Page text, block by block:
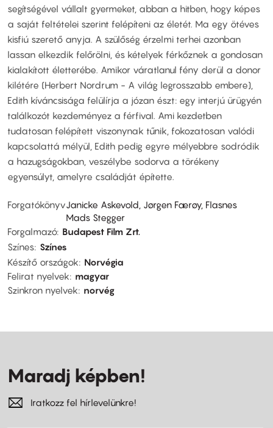
segítségével vállalt gyermeket, abban a hitben, hogy képes
a saját feltételei szerint felépíteni az életét. Ma egy ötéves
kisfiú szerető anyja. A szülőség érzelmi terhei azonban
lassan elkezdik felőrölni, és kételyek férkőznek a gondosan
kialakított életterébe. Amikor váratlanul fény derül a donor
kilétére (Herbert Nordrum - A világ legrosszabb embere),
Edith kíváncsisága felülírja a józan észt: egy interjú ürügyén
találkozót kezdeményez a férfival. Ami kezdetben
tudatosan felépített viszonynak tűnik, fokozatosan valódi
kapcsolattá mélyül, Edith pedig egyre mélyebbre sodródik
a hazugságokban, veszélybe sodorva a törékeny
egyensúlyt, amelyre családját építette.
ForgatókönyvJanicke Askevold, Jørgen Færøy, Flasnes
Mads Stegger
Forgalmazó Budapest Film Zrt.
Színes Színes
Készítő országok
Norvégia
Felirat nyelvek
magyar
Szinkron nyelvek
norvég
Maradj képben!
Iratkozz fel hírlevelünkre!